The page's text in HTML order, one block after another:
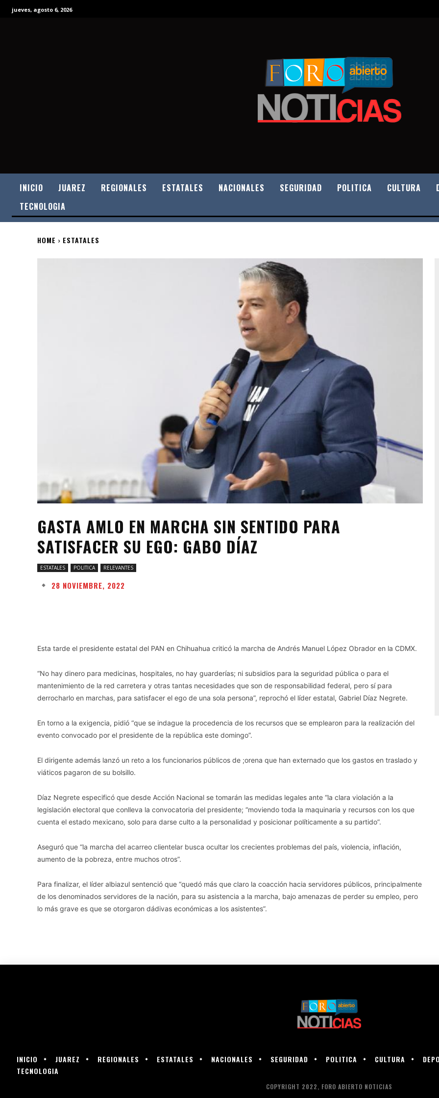
jueves, agosto 6, 2026
INICIO JUAREZ REGIONALES ESTATALES NACIONALES SEGURIDAD POLITICA CULTURA
TECNOLOGIA
HOME ESTATALES
GASTA AMLO EN MARCHA SIN SENTIDO PARA
SATISFACER SU EGO: GABO DÍAZ
ESTATALES POLITICA RELEVANTES
28 NOVIEMBRE, 2022
Esta tarde el presidente estatal del PAN en Chihuahua criticó la marcha de Andrés Manuel López Obrador en la CDMX.
“No hay dinero para medicinas, hospitales, no hay guarderías; ni subsidios para la seguridad pública o para el
mantenimiento de la red carretera y otras tantas necesidades que son de responsabilidad federal, pero sí para
derrocharlo en marchas, para satisfacer el ego de una sola persona”, reprochó el líder estatal, Gabriel Díaz Negrete.
En torno a la exigencia, pidió “que se indague la procedencia de los recursos que se emplearon para la realización del
evento convocado por el presidente de la república este domingo”.
El dirigente además lanzó un reto a los funcionarios públicos de ;orena que han externado que los gastos en traslado y
viáticos pagaron de su bolsillo.
Díaz Negrete especificó que desde Acción Nacional se tomarán las medidas legales ante “la clara violación a la
legislación electoral que conlleva la convocatoria del presidente; “moviendo toda la maquinaria y recursos con los que
cuenta el estado mexicano, solo para darse culto a la personalidad y posicionar políticamente a su partido”.
Aseguró que “la marcha del acarreo clientelar busca ocultar los crecientes problemas del país, violencia, inflación,
aumento de la pobreza, entre muchos otros”.
Para finalizar, el líder albiazul sentenció que “quedó más que claro la coacción hacia servidores públicos, principalmente
de los denominados servidores de la nación, para su asistencia a la marcha, bajo amenazas de perder su empleo, pero
lo más grave es que se otorgaron dádivas económicas a los asistentes”.
INICIO JUAREZ REGIONALES ESTATALES NACIONALES SEGURIDAD POLITICA CULTURA
TECNOLOGIA
COPYRIGHT 2022, FORO ABIERTO NOTICIAS